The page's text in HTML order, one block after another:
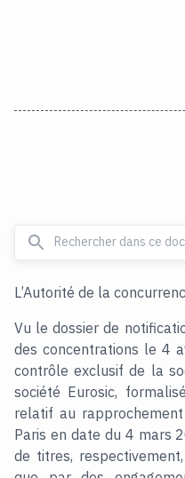
L’Autorité de la
Vu le dossier de
des concentrations le 4
contrôle exclusif de la
société Eurosic,
relatif au
Paris en date du 4 mars
de titres,